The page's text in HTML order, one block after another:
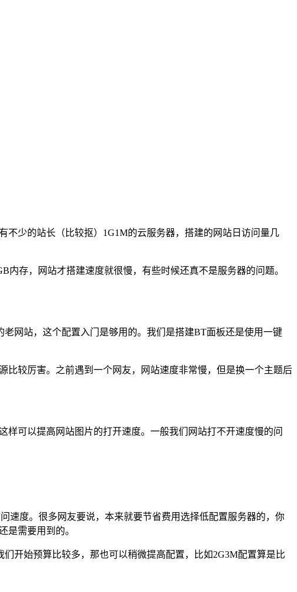
少的站长（比较抠）1G1M的云服务器，搭建的网站日访问量几
存，网站才搭建速度就很慢，有些时候还真不是服务器的问题。
网站，这个配置入门是够用的。我们是搭建BT面板还是使用一键
较厉害。之前遇到一个网友，网站速度非常慢，但是换一个主题后
可以提高网站图片的打开速度。一般我们网站打不开速度慢的问
速度。很多网友要说，本来就要节省费用选择低配置服务器的，你
是需要用到的。
开始预算比较多，那也可以稍微提高配置，比如2G3M配置算是比